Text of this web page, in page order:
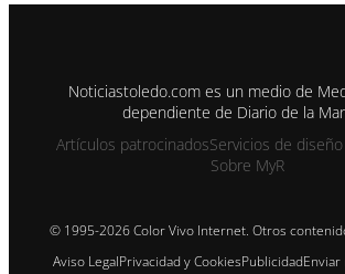
Noticiastoledo.com es un medio de
dependiente de Diario de la
Artículos patrocinadosServicios de
Sobre MyR
© 1995-2026 Color Vivo Internet. Otros
Aviso LegalPrivacidad y CookiesPublicidad